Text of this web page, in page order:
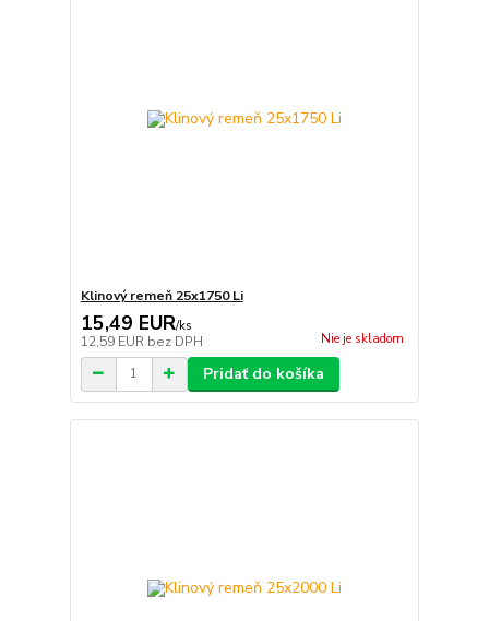
Klinový remeň 25x1750 Li
15,49 EUR/ks
12,59 EUR bez DPH Nie je skladom
Pridať do košíka